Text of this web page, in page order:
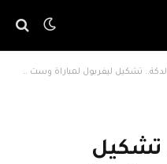
ليفربول لمباراة وست هام يونايتد في الدوري الإنجليزي
تشكيل